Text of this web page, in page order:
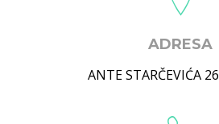
ADRESA
ANTE STARČEVIĆA 26